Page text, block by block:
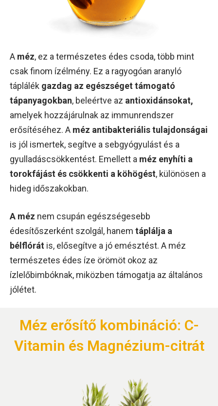
A méz, ez a természetes édes csoda, több mint
csak finom ízélmény. Ez a ragyogóan aranyló
táplálék gazdag az egészséget támogató
tápanyagokban, beleértve az antioxidánsokat,
amelyek hozzájárulnak az immunrendszer
erősítéséhez. A méz antibakteriális tulajdonságai
is jól ismertek, segítve a sebgyógyulást és a
gyulladáscsökkentést. Emellett a méz enyhíti a
torokfájást és csökkenti a köhögést, különösen a
hideg időszakokban.
A méz nem csupán egészségesebb
édesítőszerként szolgál, hanem táplálja a
bélflórát is, elősegítve a jó emésztést. A méz
természetes édes íze örömöt okoz az
ízlelőbimbóknak, miközben támogatja az általános
jólétet.
Méz erősítő kombináció: C-
Vitamin és Magnézium-citrát